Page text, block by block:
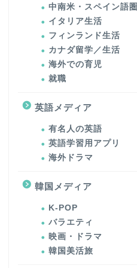
中南米・スペイン語圏
イタリア生活
フィンランド生活
カナダ留学／生活
海外での育児
就職
英語メディア
有名人の英語
英語学習用アプリ
海外ドラマ
韓国メディア
K-POP
バラエティ
映画・ドラマ
韓国美活旅